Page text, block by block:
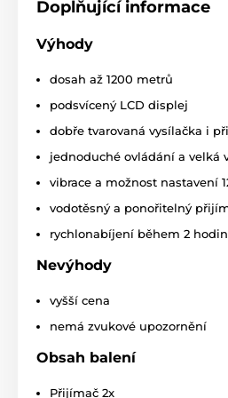
přijímačem
volbou pro trénink psů v
vodotěsná do běžného deště,
1202S je určená
najednou.
displej, díky
zobrazenou sílu impulzu a
Doplňující informace
Výhody
dosah až 1200 metrů
podsvícený LCD displej
dobře tvarovaná vysílačka i
jednoduché ovládání a velká
vibrace a možnost nastavení
vodotěsný a ponořitelný
rychlonabíjení během 2 hodin
Nevýhody
vyšší cena
nemá zvukové upozornění
Obsah balení
Přijímač 2x